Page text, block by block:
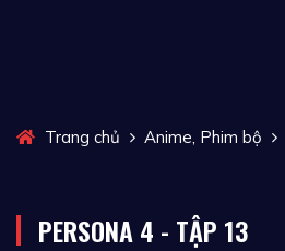
Trang chủ Anime, Phim bộ
PERSONA 4 - TẬP 13